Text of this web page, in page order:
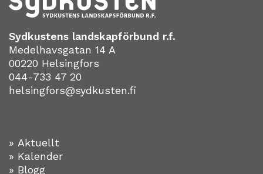
Sydkustens landskapförbund r.f.
Medelhavsgatan 14 A
00220 Helsingfors
044-733 47 20
helsingfors@sydkusten.fi
» Aktuellt
» Kalender
» Blogg